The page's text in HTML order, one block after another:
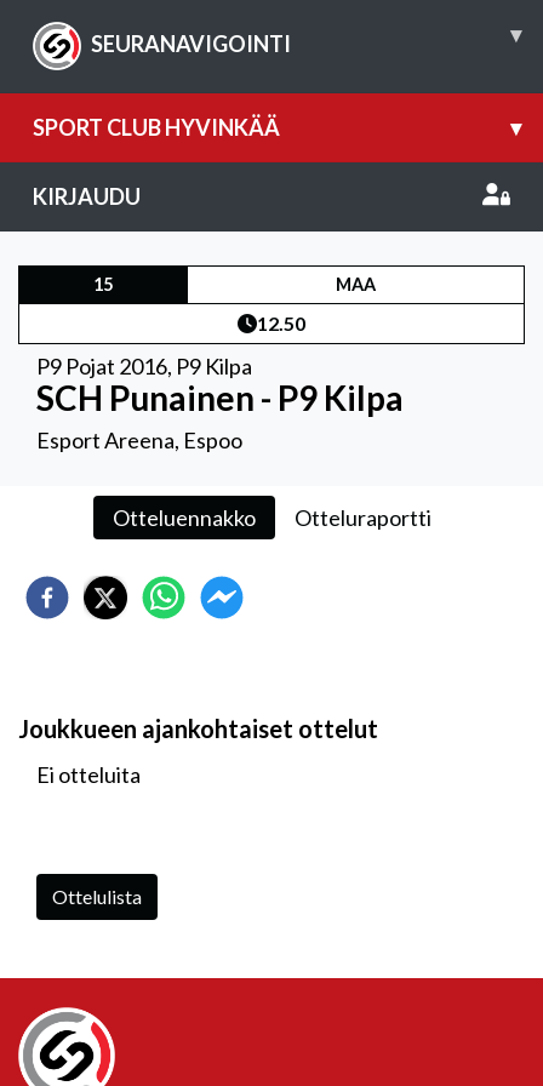
SEURANAVIGOINTI ▾
SPORT CLUB HYVINKÄÄ ▾
KIRJAUDU
15 MAA
12.50
P9 Pojat 2016, P9 Kilpa
SCH Punainen - P9 Kilpa
Esport Areena, Espoo
Otteluennakko Otteluraportti
Joukkueen ajankohtaiset ottelut
Ei otteluita
Ottelulista